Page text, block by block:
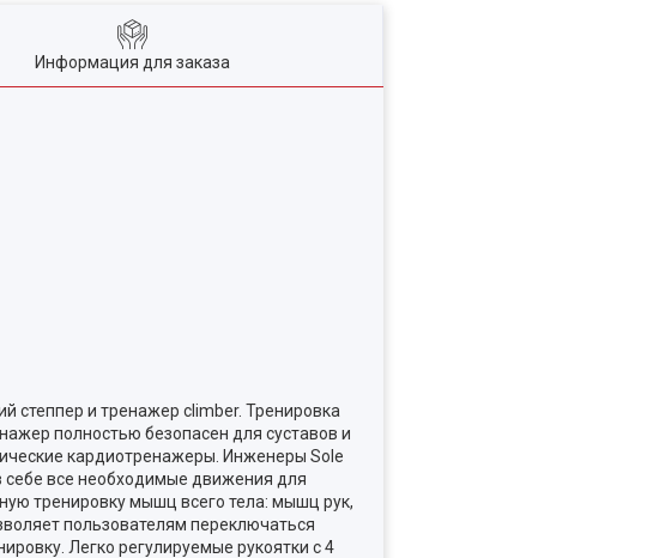
Информация для заказа
степпер и тренажер climber. Тренировка
полностью безопасен для суставов и
кардиотренажеры. Инженеры Sole
себе все необходимые движения для
тренировку мышц всего тела: мышц рук,
пользователям переключаться
Легко регулируемые рукоятки с 4